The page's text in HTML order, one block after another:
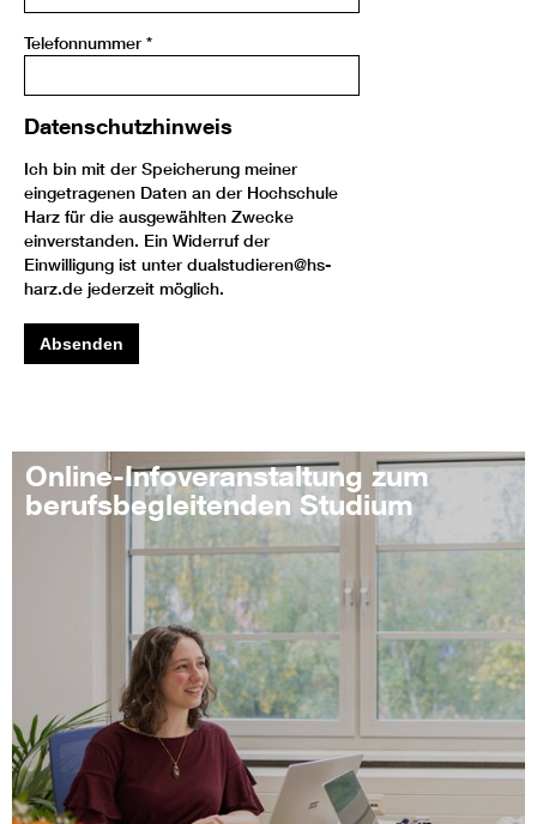
Telefonnummer *
Datenschutzhinweis
Ich bin mit der Speicherung meiner
eingetragenen Daten an der Hochschule
Harz für die ausgewählten Zwecke
einverstanden. Ein Widerruf der
Einwilligung ist unter dualstudieren@hs-
harz.de jederzeit möglich.
Absenden
Online-Infoveranstaltung zum
berufsbegleitenden Studium